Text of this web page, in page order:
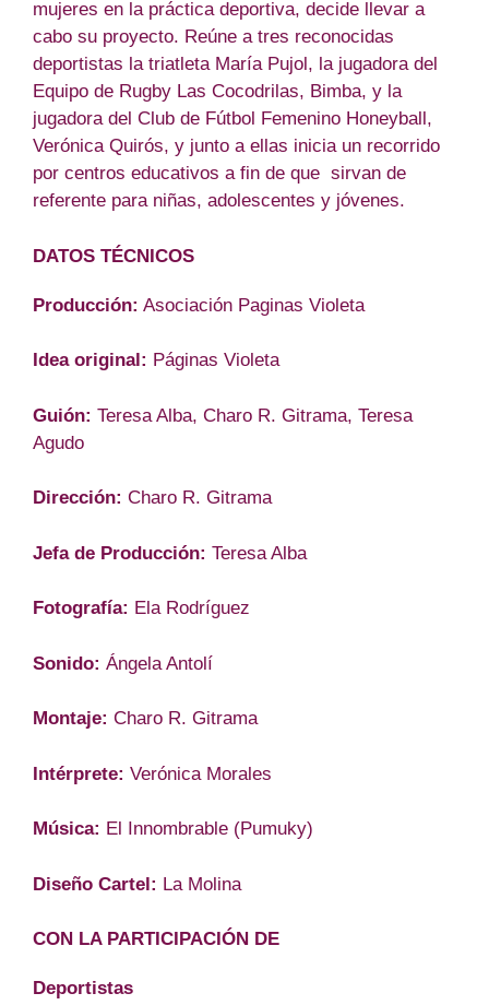
mujeres en la práctica deportiva, decide llevar a
cabo su proyecto. Reúne a tres reconocidas
deportistas la triatleta María Pujol, la jugadora del
Equipo de Rugby Las Cocodrilas, Bimba, y la
jugadora del Club de Fútbol Femenino Honeyball,
Verónica Quirós, y junto a ellas inicia un recorrido
por centros educativos a fin de que sirvan de
referente para niñas, adolescentes y jóvenes.
DATOS TÉCNICOS
Producción: Asociación Paginas Violeta
Idea original: Páginas Violeta
Guión: Teresa Alba, Charo R. Gitrama, Teresa
Agudo
Dirección: Charo R. Gitrama
Jefa de Producción: Teresa Alba
Fotografía: Ela Rodríguez
Sonido: Ángela Antolí
Montaje: Charo R. Gitrama
Intérprete: Verónica Morales
Música: El Innombrable (Pumuky)
Diseño Cartel: La Molina
CON LA PARTICIPACIÓN DE
Deportistas